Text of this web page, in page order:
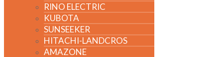
RINO ELECTRIC
KUBOTA
SUNSEEKER
HITACHI-LANDCROS
AMAZONE